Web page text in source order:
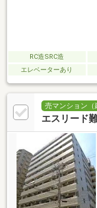
RC造SRC造
エレベーターあり
売マンション（
エスリード